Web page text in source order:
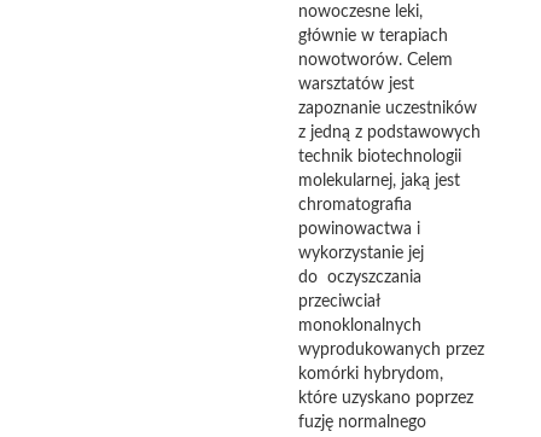
nowoczesne leki,
głównie w terapiach
nowotworów. Celem
warsztatów jest
zapoznanie uczestników
z jedną z podstawowych
technik biotechnologii
molekularnej, jaką jest
chromatografia
powinowactwa i
wykorzystanie jej
do oczyszczania
przeciwciał
monoklonalnych
wyprodukowanych przez
komórki hybrydom,
które uzyskano poprzez
fuzję normalnego